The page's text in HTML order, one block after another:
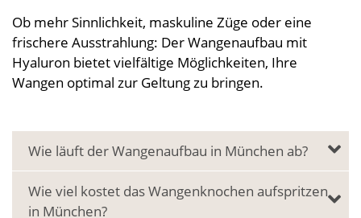
Ob mehr Sinnlichkeit, maskuline Züge oder eine
frischere Ausstrahlung: Der Wangenaufbau mit
Hyaluron bietet vielfältige Möglichkeiten, Ihre
Wangen optimal zur Geltung zu bringen.
Wie läuft der Wangenaufbau in München ab?
Wie viel kostet das Wangenknochen aufspritzen
in München?